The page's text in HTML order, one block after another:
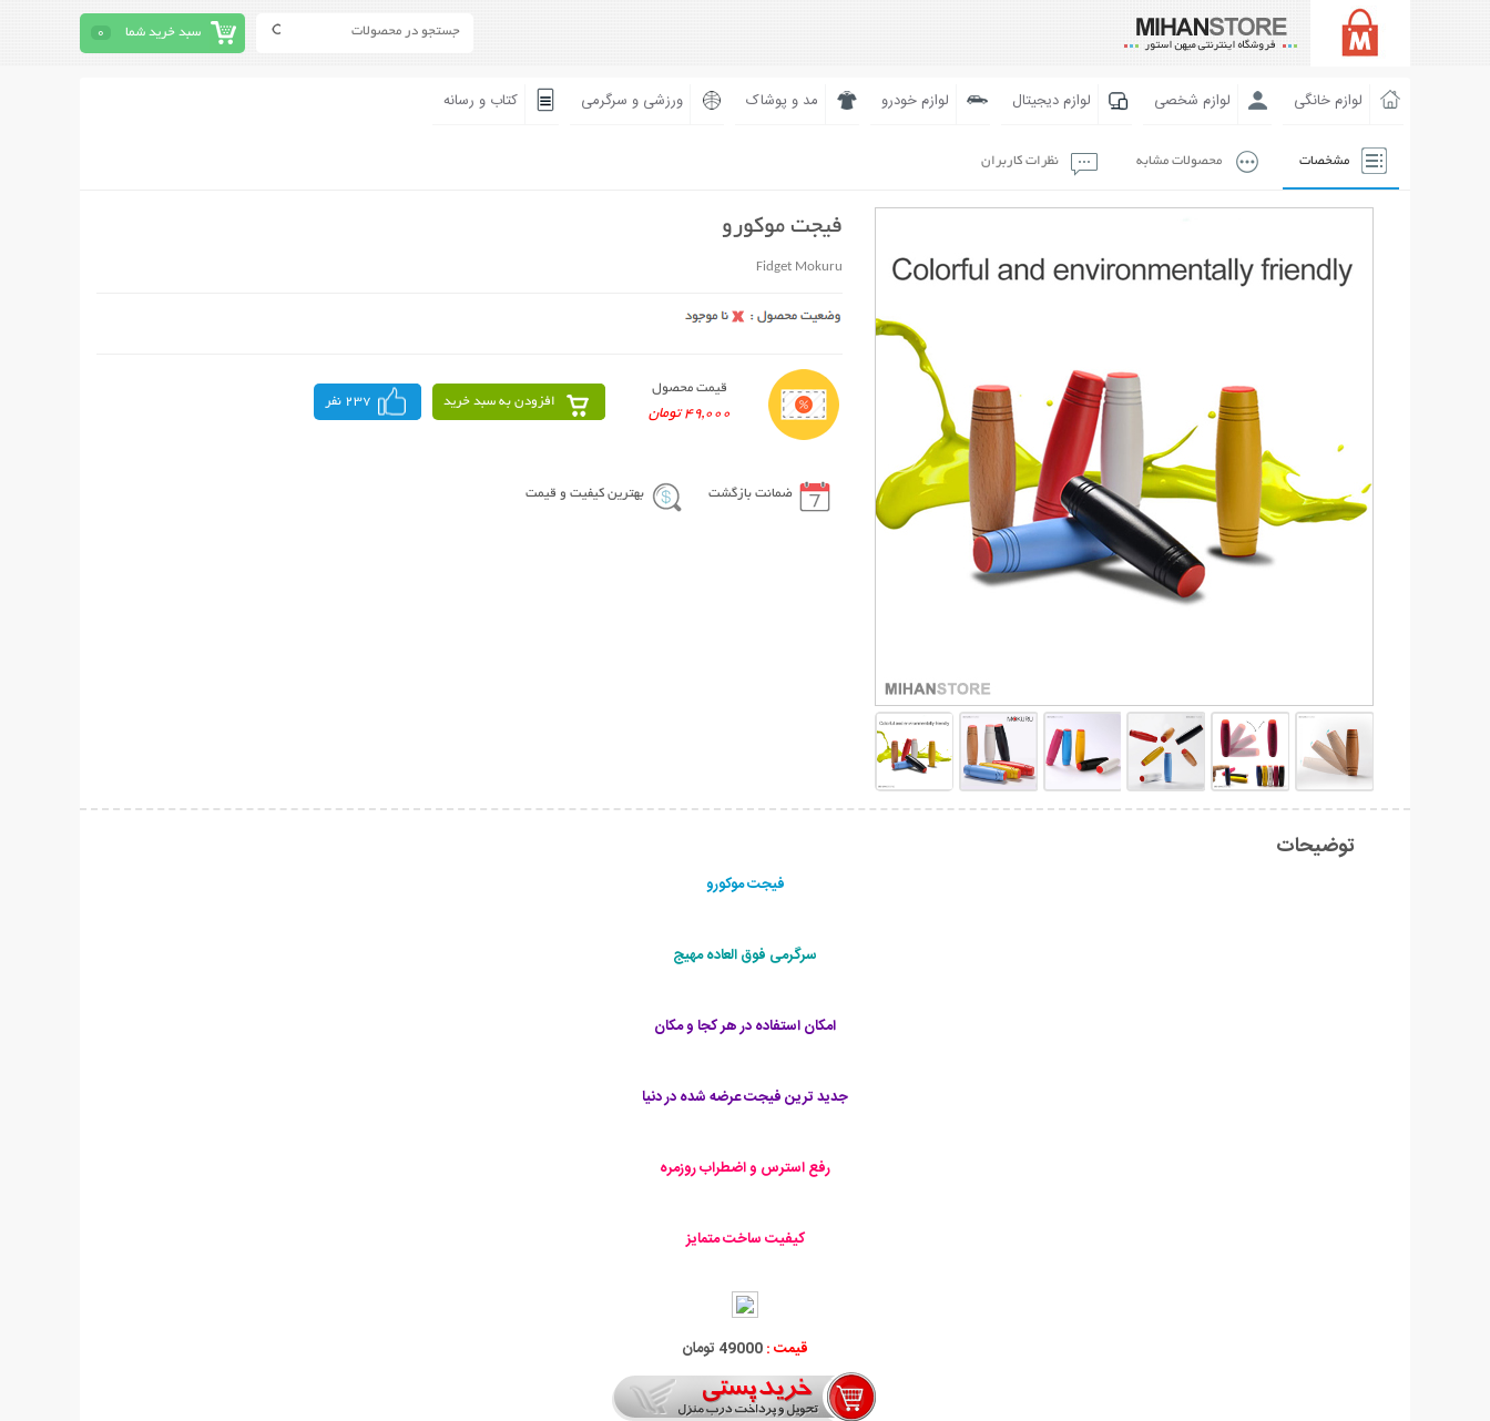
سبد خرید شما 0
لوازم خانگی لوازم شخصی لوازم دیجیتال لوازم خودرو مد و پوشاک ورزشی و سرگرمی کتاب و رسانه
مشخصات محصولات مشابه نظرات کاربران
فیجت موکورو
Fidget Mokuru
قیمت محصول
49,000 تومان
افزودن به سبد خرید 237 نفر
ضمانت بازگشت بهترین کیفیت و قیمت
توضیحات
فیجت موکورو
سرگرمی فوق العاده مهیج
امکان استفاده در هر کجا و مکان
جدید ترین فیجت عرضه شده در دنیا
رفع استرس و اضطراب روزمره
کیفیت ساخت متمایز
قیمت :49000 تومان